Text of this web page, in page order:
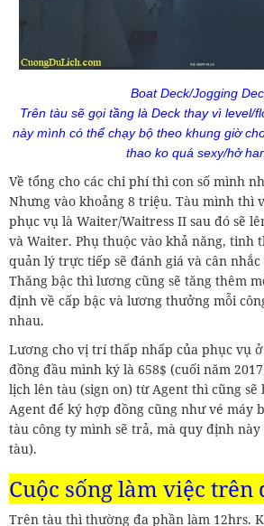
Boat Deck/Jogging
Trên tàu sẽ gọi tầng là Deck thay vì level/
này mình có thể chạy bộ theo khung giờ
thao ko quá sexy/hở
Về tổng cho các chi phí thì con số mình
Nhưng vào khoảng 8 triệu. Tàu mình thì
phục vụ là Waiter/Waitress II sau đó sẽ
và Waiter. Phụ thuộc vào khả năng, tinh
quản lý trực tiếp sẽ đánh giá và cân
Thăng bậc thì lương cũng sẽ tăng thêm
định về cấp bậc và lương thưởng mỗi
nhau.
Lương cho vị trí thấp nhấp của phục vụ
đồng đầu mình ký là 658$ (cuối năm
lịch lên tàu (sign on) từ Agent thì cũng sẽ
Agent để ký hợp đồng cũng như vé máy
tàu công ty mình sẽ trả, mà quy định
tàu).
Cuộc sống làm việc trên
Trên tàu thì thường đa phần làm 12hrs.